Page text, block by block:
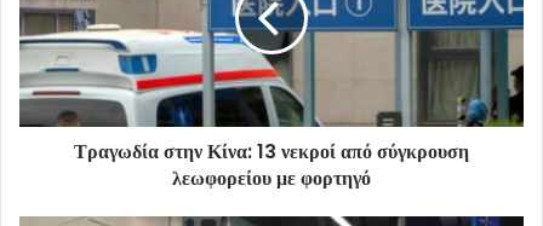
Τραγωδία στην Κίνα: 13 νεκροί από σύγκρουση
λεωφορείου με φορτηγό